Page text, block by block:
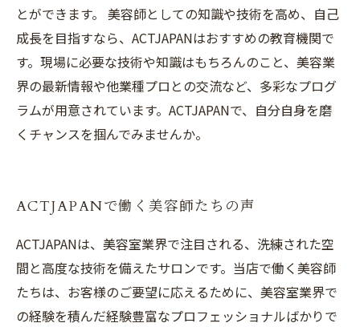
とができます。 美容師としての知識や技術を高め、自己
成長を目指すなら、ACTJAPANはおすすめの教育機関で
す。現場に必要な技術や知識はもちろんのこと、美容業
界の最新情報や他業種プロとの交流など、多彩なプログ
ラムが用意されています。ACTJAPANで、自分自身を磨
くチャンスを掴んでみませんか。
ACTJAPANで働く美容師たちの声
ACTJAPANは、美容室業界で注目される、洗練された空
間と高度な技術を備えたサロンです。当店で働く美容師
たちは、お客様のご要望に応えるために、美容室業界で
の経験を積んだ経験豊富なプロフェッショナルばかりで